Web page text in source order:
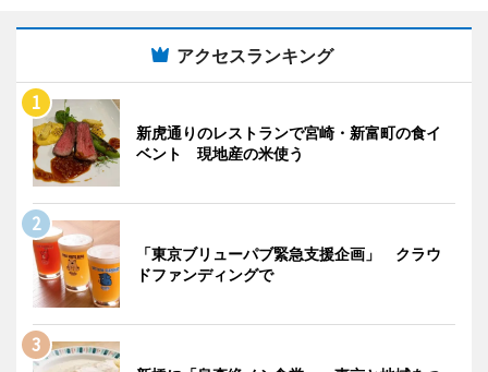
アクセスランキング
新虎通りのレストランで宮崎・新富町の食イ
ベント 現地産の米使う
「東京ブリューパブ緊急支援企画」 クラウ
ドファンディングで